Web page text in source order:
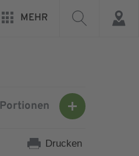
MEHR
Portionen
Drucken